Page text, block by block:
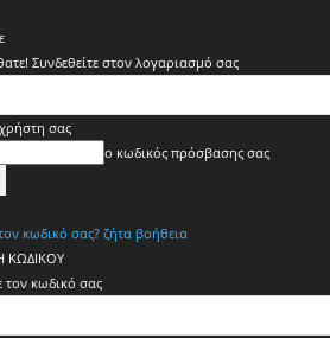
Συνδεθείτε στον λογαριασμό σας
σας
ο κωδικός πρόσβασης σας
κωδικό σας? ζήτα βοήθεια
ΚΩΔΙΚΟΥ
τον κωδικό σας